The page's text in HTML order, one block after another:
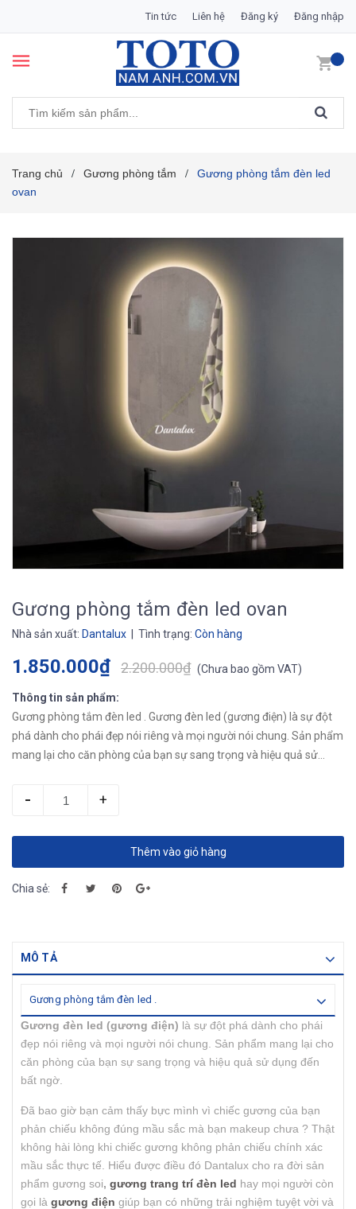
Tin tức Liên hệ Đăng ký Đăng nhập
Trang chủ / Gương phòng tắm /
Gương phòng tắm đèn led
ovan
Gương phòng tắm đèn led ovan
Nhà sản xuất: Dantalux | Tình trạng: Còn hàng
1.850.000₫ 2.200.000₫ (Chưa bao gồm VAT)
Thông tin sản phẩm:
Gương phòng tắm đèn led . Gương đèn led (gương điện) là sự đột
phá dành cho phái đẹp nói riêng và mọi người nói chung. Sản phẩm
mang lại cho căn phòng của bạn sự sang trọng và hiệu quả sử...
- +
Thêm vào giỏ hàng
Chia sẻ:
MÔ TẢ
Gương phòng tắm đèn led .
Gương đèn led (gương điện) là sự đột phá dành cho phái
đẹp nói riêng và mọi người nói chung. Sản phẩm mang lại cho
căn phòng của bạn sự sang trọng và hiệu quả sử dụng đến
bất ngờ.
Đã bao giờ bạn cảm thấy bực mình vì chiếc gương của bạn
phản chiếu không đúng mầu sắc mà bạn makeup chưa ? Thật
không hài lòng khi chiếc gương không phản chiếu chính xác
mầu sắc thực tế. Hiểu được điều đó Dantalux cho ra đời sản
phẩm gương soi, gương trang trí đèn led hay mọi người còn
gọi là gương điện giúp bạn có những trải nghiệm tuyệt vời và